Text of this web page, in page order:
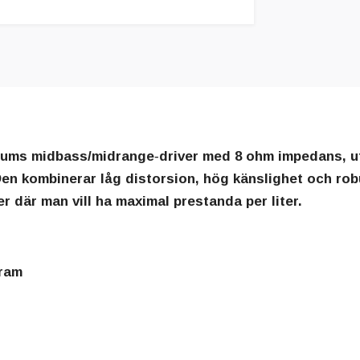
midbass/midrange‑driver med 8 ohm
kombinerar låg distorsion, hög känslighet och
där man vill ha maximal prestanda per liter.